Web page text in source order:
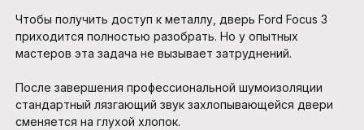
Чтобы получить доступ к металлу, дверь Ford Focus 3
приходится полностью разобрать. Но у опытных
мастеров эта задача не вызывает затруднений.
После завершения профессиональной шумоизоляции
стандартный лязгающий звук захлопывающейся двери
сменяется на глухой хлопок.